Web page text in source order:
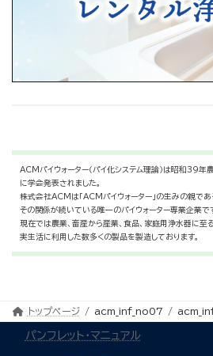
ACMパイウォーター（パイ化システム理論）は昭和39
に学会発表されました。
株式会社ACMは「ACMパイウォーター」の生みの親であ
その関係が続いている唯一のパイウォーター専業企業です
現在では農業、畜産から産業、食品、家庭用浄水器に至
実生活に利用した数多くの製品を製造しております。
トップページ acm_inf_no07
パンフレット・マニュアル